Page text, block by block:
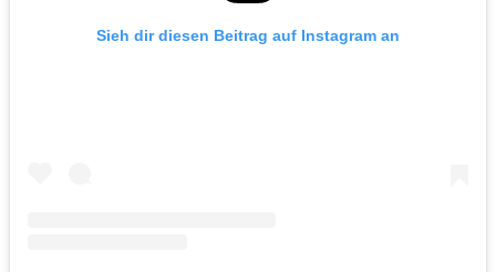
Sieh dir diesen Beitrag auf Instagram an